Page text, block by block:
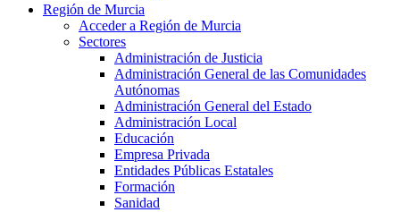
Región de Murcia
Acceder a Región de Murcia
Sectores
Administración de Justicia
Administración General de las Comunidades
Autónomas
Administración General del Estado
Administración Local
Educación
Empresa Privada
Entidades Públicas Estatales
Formación
Sanidad